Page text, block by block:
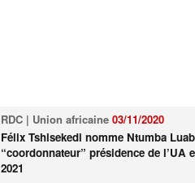
RDC | Union africaine03/11/2020
Félix Tshisekedi nomme Ntumba
“coordonnateur” présidence de l’UA
2021